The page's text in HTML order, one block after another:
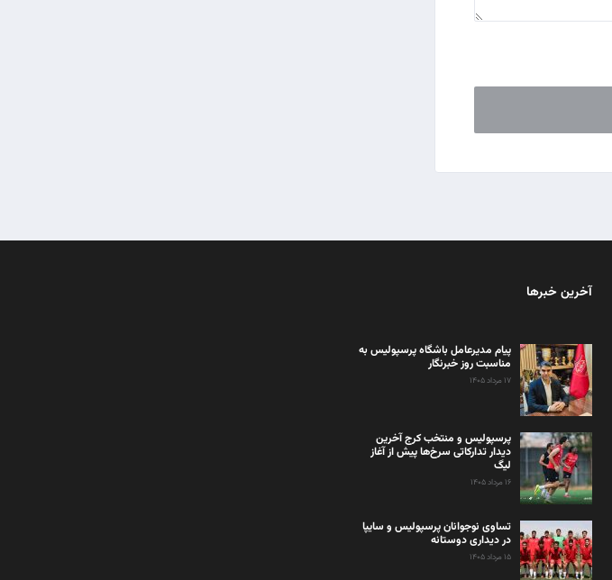
آخرین خبرها
پیام مدیرعامل باشگاه پرسپولیس به
مناسبت روز خبرنگار
۱۷ مرداد ۱۴۰۵
پرسپولیس و منتخب کرج آخرین
دیدار تدارکاتی سرخ‌ها پیش از آغاز
لیگ
۱۶ مرداد ۱۴۰۵
تساوی نوجوانان پرسپولیس و سایپا
در دیداری دوستانه
۱۵ مرداد ۱۴۰۵